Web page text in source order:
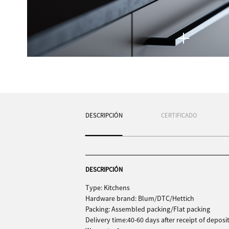
DESCRIPCIÓN CERTIFICADO
DESCRIPCIÓN
Type: Kitchens
Hardware brand: Blum/DTC/Hettich
Packing: Assembled packing/Flat packing
Delivery time:40-60 days after receipt of deposit